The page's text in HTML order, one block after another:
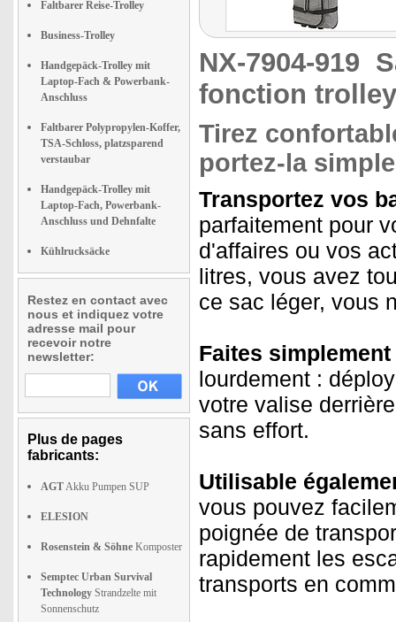
Faltbarer Reise-Trolley
Business-Trolley
Handgepäck-Trolley mit
Laptop-Fach & Powerbank-
Anschluss
Faltbarer Polypropylen-Koffer,
TSA-Schloss, platzsparend
verstaubar
Handgepäck-Trolley mit
Laptop-Fach, Powerbank-
Anschluss und Dehnfalte
Kühlrucksäcke
Restez en contact avec
nous et indiquez votre
adresse mail pour
recevoir notre
newsletter:
Plus de pages
fabricants:
AGTAkku Pumpen SUP
ELESION
Rosenstein & Söhne Komposter
Semptec Urban Survival
Technology Strandzelte mit
Sonnenschutz
NX-7904-919
fonction
Tirez
portez-la
Transportez vos
parfaitement pour
d'affaires ou vos
litres, vous avez
ce sac léger, vous
Faites
lourdement :
votre valise
sans effort.
Utilisable
vous pouvez
poignée de
rapidement les
transports en